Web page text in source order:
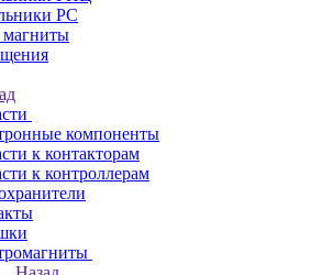
РС
компоненты
к контакторам
к контроллерам